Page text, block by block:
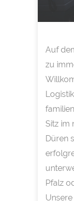
Auf
zu
Sitz im
Düren
Pfalz